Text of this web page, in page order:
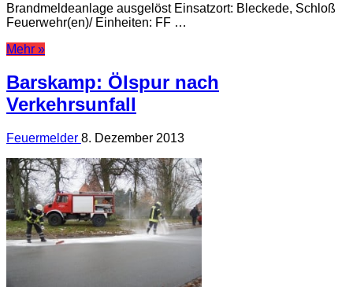
Brandmeldeanlage ausgelöst Einsatzort: Bleckede, Schloß
Feuerwehr(en)/ Einheiten: FF …
Mehr »
Barskamp: Ölspur nach
Verkehrsunfall
Feuermelder 8. Dezember 2013